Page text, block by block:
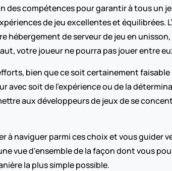
compétences pour garantir à tous un
de jeu excellentes et équilibrées.
hébergement de serveur de jeu en
votre joueur ne pourra pas jouer entre
bien que ce soit certainement
avec soit de l'expérience ou de la
aux développeurs de jeux de se
naviguer parmi ces choix et vous guider
vue d'ensemble de la façon dont vous
la plus simple possible.